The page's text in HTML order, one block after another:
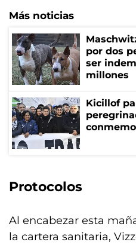
Más noticias
por dos
ser
millones
Kicillof
Protocolos
Al encabezar esta
la cartera sanitaria,